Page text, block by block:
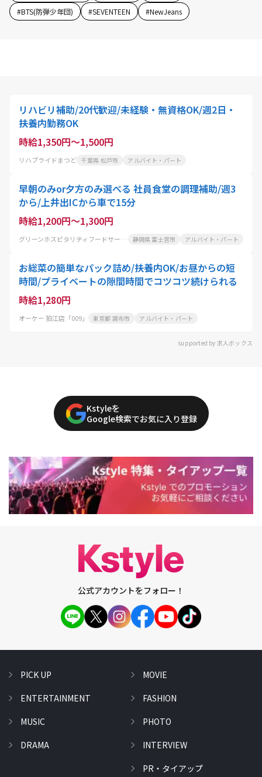
#BTS(防弾少年団) #SEVENTEEN #NewJeans
リハビリ補助/20代歓迎/未経験・無資格OK/週2日・
扶養内勤務OK
時給1,350円～1,500円
リハプライドまつど 千葉県 松戸市 アルバイト・パート
早朝のみor夕方のみ選べる 社員食堂の調理補助/週3
から/上井出ICから車で15分
時給1,200円～1,300円
グリーンホスピタリティフードサービス株式会社 静岡県 富士宮市 アルバイト・パート
お総菜の簡単なパック詰め/扶養内OK/お昼からの短
時間/プライベートの隙間時間でコツコツ続けられる
時給1,280円
オーケー 狛江店「009」 東京都 調布市 アルバイト・パート
supported by 求人ボックス
Kstyleを
Google検索でお気に入り登録
公式アカウントをフォロー！
PICK UP
ENTERTAINMENT
MUSIC
DRAMA
MOVIE
FASHION
PHOTO
INTERVIEW
PR・タイアップ